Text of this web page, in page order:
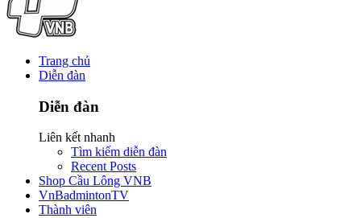
Trang chủ
Diễn đàn
Diễn đàn
Liên kết nhanh
Tìm kiếm diễn đàn
Recent Posts
Shop Cầu Lông VNB
VnBadmintonTV
Thành viên